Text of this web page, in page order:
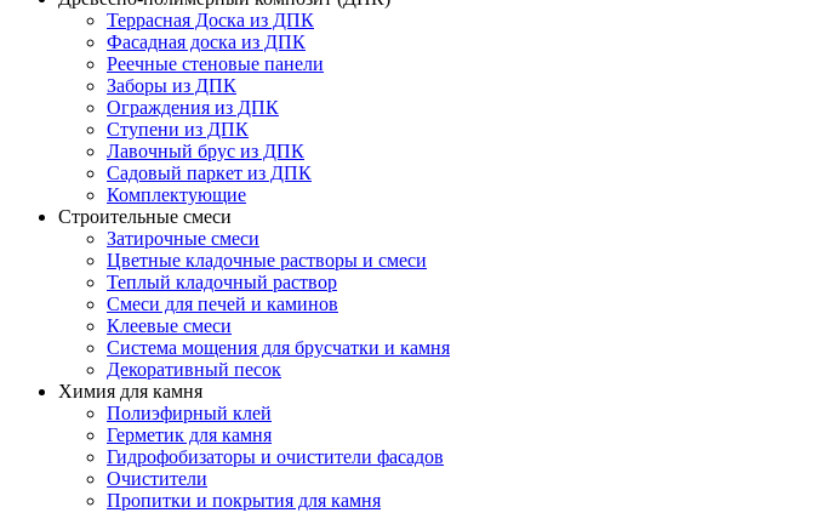
Террасная Доска из ДПК
Фасадная доска из ДПК
Реечные стеновые панели
Заборы из ДПК
Ограждения из ДПК
Ступени из ДПК
Лавочный брус из ДПК
Садовый паркет из ДПК
Комплектующие
Строительные смеси
Затирочные смеси
Цветные кладочные растворы и смеси
Теплый кладочный раствор
Смеси для печей и каминов
Клеевые смеси
Система мощения для брусчатки и камня
Декоративный песок
Химия для камня
Полиэфирный клей
Герметик для камня
Гидрофобизаторы и очистители фасадов
Очистители
Пропитки и покрытия для камня